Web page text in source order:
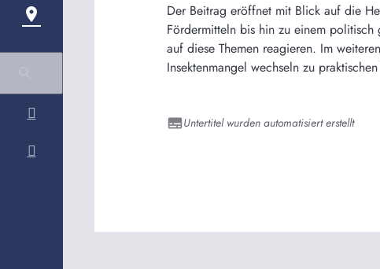
Der Beitrag eröffnet mit Blick auf die
Fördermitteln bis hin zu einem
auf diese Themen reagieren. Im
Insektenmangel wechseln zu
Untertitel wurden automatisiert erstellt